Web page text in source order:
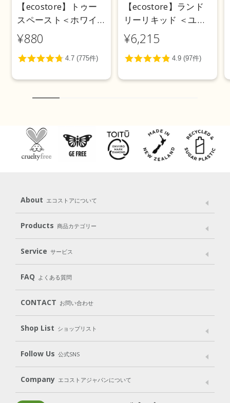
【ecostore】トゥー
スペースト＜ホワイ
トニング＞ 100g
¥880
【ecostore】ランド
リーリキッド ＜ユー
カリ＞ 5L
¥6,215
About エコストアについて
メッセージ ブランドストーリー
パッケージへのこだわり
動物実験をしない
Products 商品カテゴリー
Laundry
Body（ボディ） Hair（ヘア） Oral care（オーラルケア）
Goods （グッズ）
Gift set
Service サービス
User Guide
Subscription（定期便）
FAQ よくある質問
CONTACT お問い合わせ
Shop List ショップリスト
Shop List
Follow Us 公式SNS
LINE＠ Instagram Facebook
Company エコストアジャパンについて